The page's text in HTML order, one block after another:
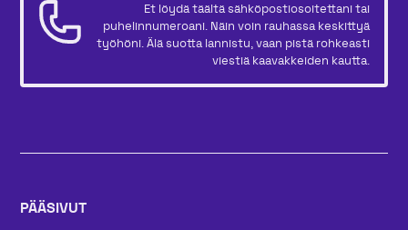
Et löydä täältä sähköpostiosoitettani tai
puhelinnumeroani. Näin voin rauhassa keskittyä
työhöni. Älä suotta lannistu, vaan pistä rohkeasti
viestiä kaavakkeiden kautta.
PÄÄSIVUT